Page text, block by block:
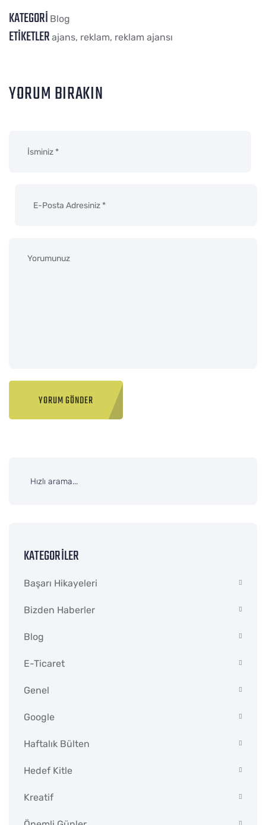
KATEGORI Blog
ETIKETLER ajans, reklam, reklam ajansı
YORUM BIRAKIN
KATEGORILER
Başarı Hikayeleri
Bizden Haberler
Blog
E-Ticaret
Genel
Google
Haftalık Bülten
Hedef Kitle
Kreatif